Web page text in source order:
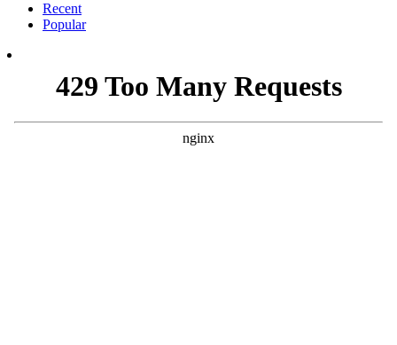
Recent
Popular